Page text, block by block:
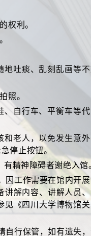
权利。
吐痰、乱刻乱画等不
照。
、自行车、平衡车等代
和老人，以免发生意
停止按钮。
精神障碍者谢绝入馆
因工作需要在馆内开
讲解内容、讲解人员
见《四川大学博物馆
自行保管，如有遗失